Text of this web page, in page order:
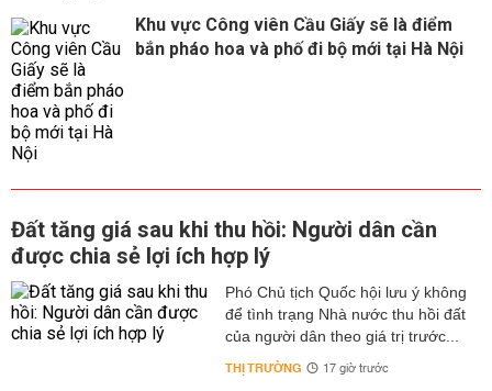
Khu vực Công viên Cầu Giấy sẽ là điểm
bắn pháo hoa và phố đi bộ mới tại Hà Nội
Đất tăng giá sau khi thu hồi: Người dân cần
được chia sẻ lợi ích hợp lý
Phó Chủ tịch Quốc hội lưu ý không
để tình trạng Nhà nước thu hồi đất
của người dân theo giá trị trước...
THỊ TRƯỜNG 17 giờ trước